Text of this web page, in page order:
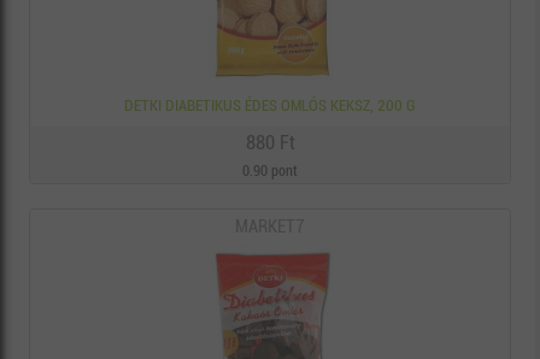
DETKI DIABETIKUS ÉDES OMLÓS KEKSZ, 200 G
880 Ft
0.90 pont